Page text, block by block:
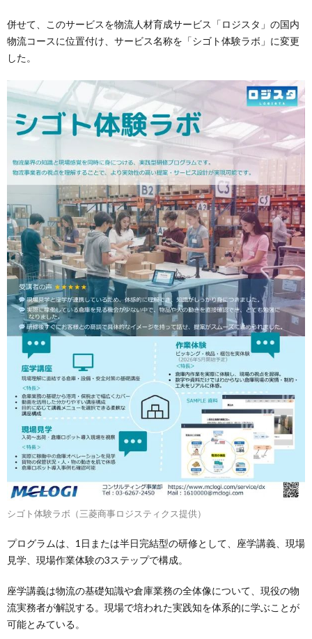
併せて、このサービスを物流人材育成サービス「ロジスタ」の国内
物流コースに位置付け、サービス名称を「シゴト体験ラボ」に変更
した。
シゴト体験ラボ（三菱商事ロジスティクス提供）
プログラムは、1日または半日完結型の研修として、座学講義、現場
見学、現場作業体験の3ステップで構成。
座学講義は物流の基礎知識や倉庫業務の全体像について、現役の物
流実務者が解説する。現場で培われた実践知を体系的に学ぶことが
可能とみている。